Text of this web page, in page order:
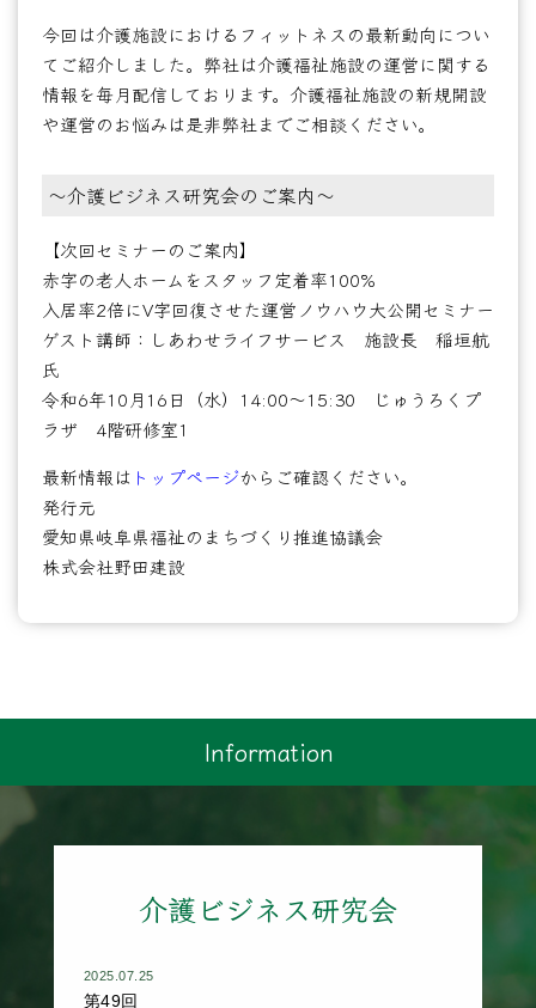
今回は介護施設におけるフィットネスの最新動向につい
てご紹介しました。弊社は介護福祉施設の運営に関する
情報を毎月配信しております。介護福祉施設の新規開設
や運営のお悩みは是非弊社までご相談ください。
～介護ビジネス研究会のご案内～
【次回セミナーのご案内】
赤字の老人ホームをスタッフ定着率100%
入居率2倍にV字回復させた運営ノウハウ大公開セミナー
ゲスト講師：しあわせライフサービス 施設長 稲垣航
氏
令和6年10月16日（水）14:00～15:30 じゅうろくプ
ラザ 4階研修室1
最新情報は トップページからご確認ください。
発行元
愛知県岐阜県福祉のまちづくり推進協議会
株式会社野田建設
Information
介護ビジネス研究会
2025.07.25
第49回